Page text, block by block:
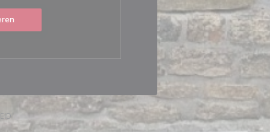
VENSTER))
((OPENT IN EEN NIEUW VENSTER))